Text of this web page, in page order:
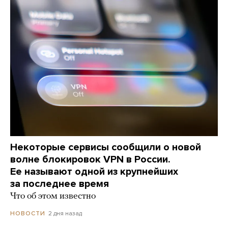
Некоторые сервисы сообщили о новой
волне блокировок VPN в России.
Ее называют одной из крупнейших
за последнее время
Что об этом известно
НОВОСТИ 2 дня назад